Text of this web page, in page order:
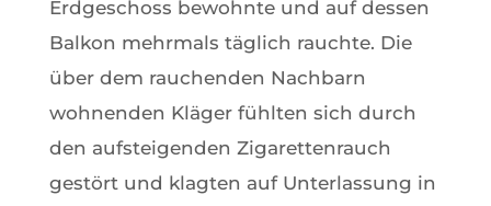
Erdgeschoss bewohnte und auf dessen
Balkon mehrmals täglich rauchte. Die
über dem rauchenden Nachbarn
wohnenden Kläger fühlten sich durch
den aufsteigenden Zigarettenrauch
gestört und klagten auf Unterlassung in